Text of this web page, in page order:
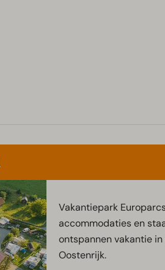
Vakantiepark
accommodaties en
ontspannen vakantie
Oostenrijk.